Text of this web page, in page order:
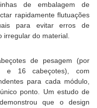
de embalagem de
rapidamente flutuações
para evitar erros de
irregular do material.
de pesagem (por
e 16 cabeçotes), com
para cada módulo,
ponto. Um estudo de
que o design